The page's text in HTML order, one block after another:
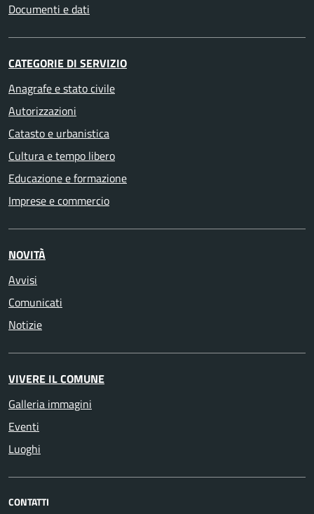
Documenti e dati
CATEGORIE DI SERVIZIO
Anagrafe e stato civile
Autorizzazioni
Catasto e urbanistica
Cultura e tempo libero
Educazione e formazione
Imprese e commercio
NOVITÀ
Avvisi
Comunicati
Notizie
VIVERE IL COMUNE
Galleria immagini
Eventi
Luoghi
CONTATTI